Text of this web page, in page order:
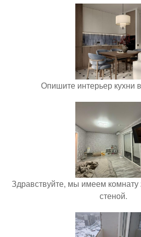
Опишите интерьер кухни
Здравствуйте, мы имеем комнату
стеной.